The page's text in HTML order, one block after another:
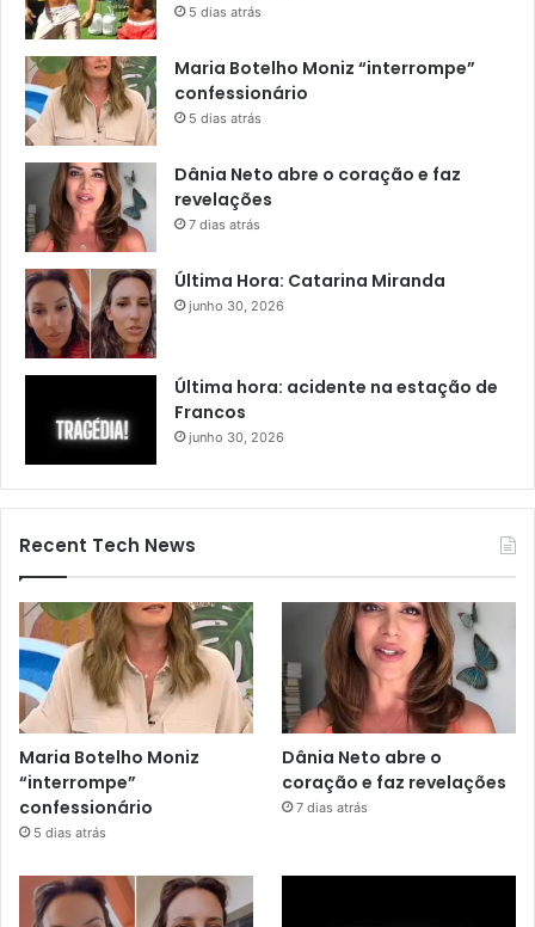
5 dias atrás
Maria Botelho Moniz “interrompe”
confessionário
5 dias atrás
Dânia Neto abre o coração e faz
revelações
7 dias atrás
Última Hora: Catarina Miranda
junho 30, 2026
Última hora: acidente na estação de
Francos
junho 30, 2026
Recent Tech News
Maria Botelho Moniz
“interrompe”
confessionário
5 dias atrás
Dânia Neto abre o
coração e faz revelações
7 dias atrás